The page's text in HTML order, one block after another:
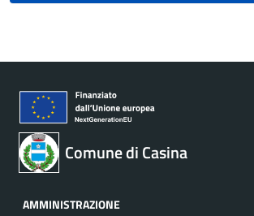
Comune di Casina
AMMINISTRAZIONE